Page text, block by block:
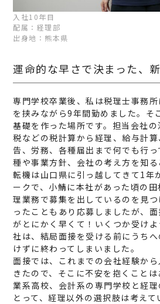
入社10年目
配属：経理部
出身地：熊本県
運命的な早さで決まった、
専門学校卒業後、私は税理士事務
を挟みながら9年間勤めました。そ
基礎を作った場所です。担当会社
税などの税計算から経理、給与計
告、労務、各種届出まで何でも行
種や事業方針、会社の考え方を知る
転機は山口県に引っ越してきて1年
ークで、小鯖に本社があった頃の
理業務で募集を出しているのを見
ったこともあり応募しましたが、
がとにかく早くて！いくつか受け
社は、結局面接を受ける前にうち
けずに終わってしまいました。
面接では、これまでの会社経験か
きたので、そこに不安を抱くこと
業系高校、会計系の専門学校と経
とって、経理以外の選択肢は考えて